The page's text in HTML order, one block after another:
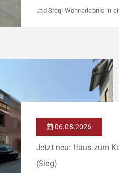
und Sieg! Wohnerlebnis in
ihre moderne
hochwertige
Parkettboden in den
Fußbodenheizung Modern
Badezimmer mit großem
Wasser-Wärmepumpe Die […]
06.08.2026
Jetzt neu: Haus zum
(Sieg)